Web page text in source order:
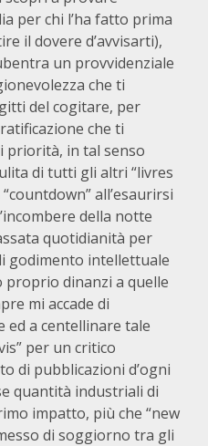
per chi l’ha fatto prima
il dovere d’avvisarti),
un provvidenziale
che ti
del cogitare, per
che ti
priorità, in tal senso
di tutti gli altri “livres
all’esaurirsi
della notte
quotidianità per
godimento intellettuale
dinanzi a quelle
mi accade di
ed a centellinare tale
per un critico
di pubblicazioni d’ogni
quantità industriali di
impatto, più che “new
di soggiorno tra gli